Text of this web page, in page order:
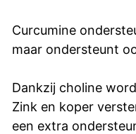
Curcumine
maar ondersteunt
Dankzij choline
Zink en koper
een extra